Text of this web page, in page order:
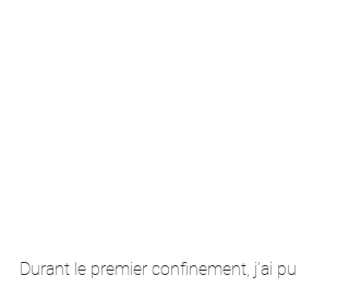
Durant le premier confinement, j’ai pu